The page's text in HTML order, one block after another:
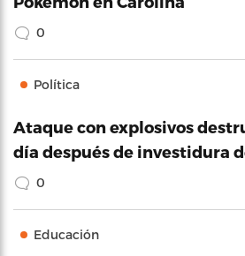
0
Política
Ataque con explosivos
día después de investidura
0
Educación